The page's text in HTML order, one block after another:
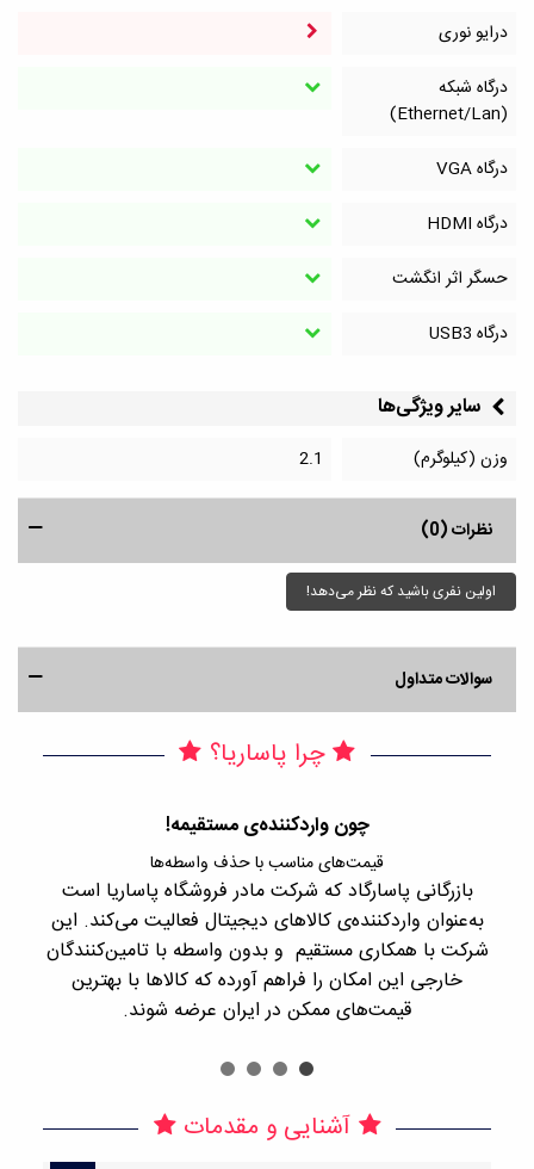
درایو نوری
درگاه شبکه
(Ethernet/Lan)
درگاه VGA
درگاه HDMI
حسگر اثر انگشت
درگاه‌ USB3
سایر ویژگی‌ها
وزن (کیلوگرم) 2.1
نظرات (0)
اولین نفری باشید که نظر می‌دهد!
سوالات متداول
چرا پاساریا؟
چون واردکننده‌ی مستقیمه!
قیمت‌های مناسب با حذف واسطه‌ها
بازرگانی پاسارگاد که شرکت مادر فروشگاه پاساریا است
به‌عنوان واردکننده‌ی کالاهای دیجیتال فعالیت می‌کند. این
شرکت با همکاری مستقیم و بدون واسطه با تامین‌کنندگان
خارجی این امکان را فراهم آورده که کالاها با بهترین
قیمت‌های ممکن در ایران عرضه شوند.
آشنایی و مقدمات